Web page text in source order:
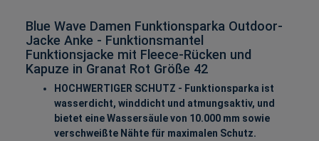
Blue Wave Damen Funktionsparka Outdoor-
Jacke Anke - Funktionsmantel
Funktionsjacke mit Fleece-Rücken und
Kapuze in Granat Rot Größe 42
HOCHWERTIGER SCHUTZ - Funktionsparka ist
wasserdicht, winddicht und atmungsaktiv, und
bietet eine Wassersäule von 10.000 mm sowie
verschweißte Nähte für maximalen Schutz.